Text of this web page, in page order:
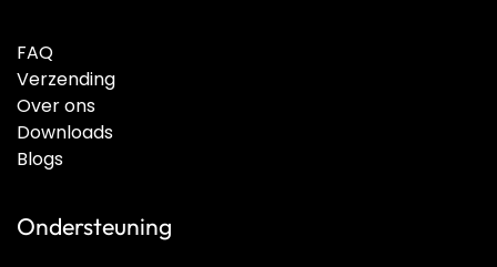
FAQ
Verzending
Over ons
Downloads
Blogs
Ondersteuning